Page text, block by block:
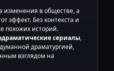
изменения в обществе, а
эффект. Без контекста и
похожих историй.
сериалы,
драматургией,
взглядом на